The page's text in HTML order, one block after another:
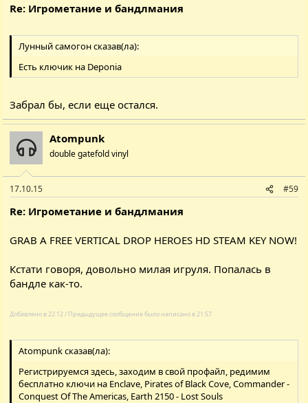
Re: Игрометание и бандлмания
Лунный самогон сказав(ла):
Есть ключик на Deponia
Забрал бы, если еще остался.
Atompunk
double gatefold vinyl
17.10.15 #59
Re: Игрометание и бандлмания
GRAB A FREE VERTICAL DROP HEROES HD STEAM KEY NOW!
Кстати говоря, довольно милая игруля. Попалась в
бандле как-то.
Добавлено в 22:12 / Предыдущее сообщение было написано в 21:57
Atompunk сказав(ла):
Регистрируемсяздесь, заходим в свой профайл, редимим
бесплатно ключи на Enclave, Pirates of Black Cove,Commander -
Conquest Of The Americas, Earth 2150 - Lost Souls